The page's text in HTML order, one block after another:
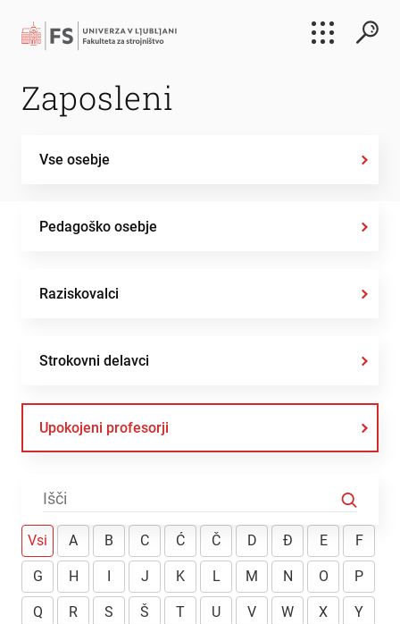
Zaposleni
Vse osebje
Pedagoško osebje
Raziskovalci
Strokovni delavci
Upokojeni profesorji
Vsi A B C Ć Č D Đ E F
G H I J K L M N O P
Q R S Š T U V W X Y